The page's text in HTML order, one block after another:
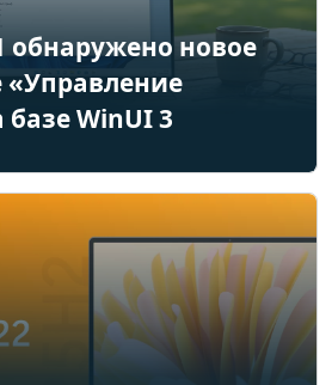
обнаружено новое
WinUI 3